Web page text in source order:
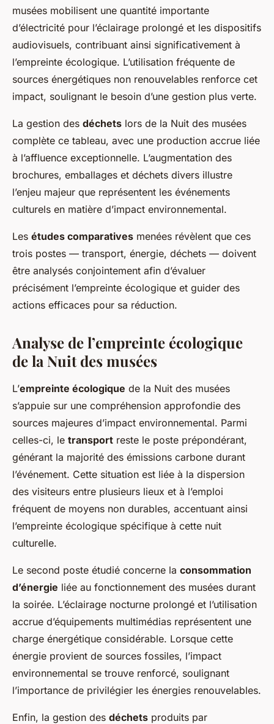
musées mobilisent une quantité importante
d’électricité pour l’éclairage prolongé et les dispositifs
audiovisuels, contribuant ainsi significativement à
l’empreinte écologique. L’utilisation fréquente de
sources énergétiques non renouvelables renforce cet
impact, soulignant le besoin d’une gestion plus verte.
La gestion des déchets lors de la Nuit des musées
complète ce tableau, avec une production accrue liée
à l’affluence exceptionnelle. L’augmentation des
brochures, emballages et déchets divers illustre
l’enjeu majeur que représentent les événements
culturels en matière d’impact environnemental.
Les études comparatives menées révèlent que ces
trois postes — transport, énergie, déchets — doivent
être analysés conjointement afin d’évaluer
précisément l’empreinte écologique et guider des
actions efficaces pour sa réduction.
Analyse de l’empreinte écologique
de la Nuit des musées
L’empreinte écologique de la Nuit des musées
s’appuie sur une compréhension approfondie des
sources majeures d’impact environnemental. Parmi
celles-ci, le transport reste le poste prépondérant,
générant la majorité des émissions carbone durant
l’événement. Cette situation est liée à la dispersion
des visiteurs entre plusieurs lieux et à l’emploi
fréquent de moyens non durables, accentuant ainsi
l’empreinte écologique spécifique à cette nuit
culturelle.
Le second poste étudié concerne la consommation
d’énergie liée au fonctionnement des musées durant
la soirée. L’éclairage nocturne prolongé et l’utilisation
accrue d’équipements multimédias représentent une
charge énergétique considérable. Lorsque cette
énergie provient de sources fossiles, l’impact
environnemental se trouve renforcé, soulignant
l’importance de privilégier les énergies renouvelables.
Enfin, la gestion des déchets produits par